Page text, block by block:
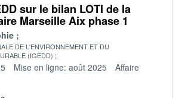
sur le bilan LOTI de la
Marseille Aix phase 1
DE L'ENVIRONNEMENT ET DU
(IGEDD)
Mise en ligne: août 2025
Affaire